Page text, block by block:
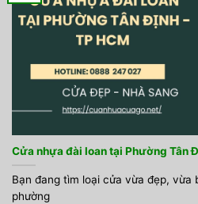
Cửa nhựa đài loan tại Phường Tân
Bạn đang tìm loại cửa vừa đẹp, vừa
phường